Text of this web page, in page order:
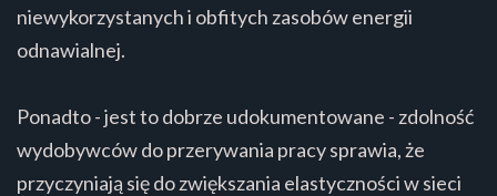
niewykorzystanych i obfitych zasobów energii
odnawialnej.
Ponadto - jest to dobrze udokumentowane - zdolność
wydobywców do przerywania pracy sprawia, że
przyczyniają się do zwiększania elastyczności w sieci